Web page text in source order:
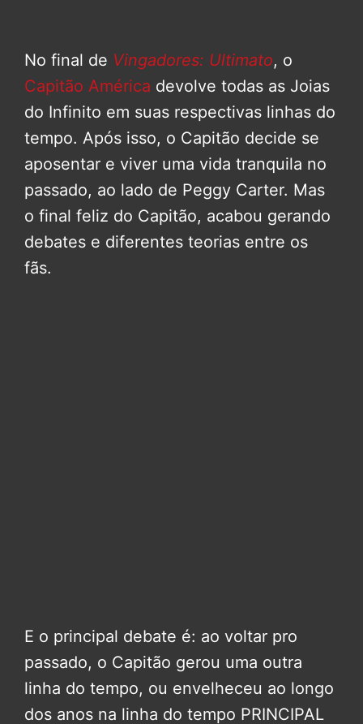
No final de Vingadores: Ultimato, o
Capitão América devolve todas as Joias
do Infinito em suas respectivas linhas do
tempo. Após isso, o Capitão decide se
aposentar e viver uma vida tranquila no
passado, ao lado de Peggy Carter. Mas
o final feliz do Capitão, acabou gerando
debates e diferentes teorias entre os
fãs.
E o principal debate é: ao voltar pro
passado, o Capitão gerou uma outra
linha do tempo, ou envelheceu ao longo
dos anos na linha do tempo PRINCIPAL